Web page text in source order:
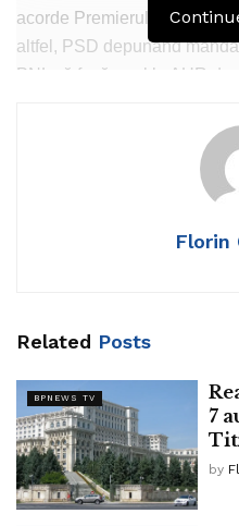
acorde Premierului 72 ore
altfel, PSD depunând
PNL să facă apel la AUR
PSD dorește ca actuala
restructurările de personal.
Florin
Related Posts
BPNEWS TV
7
by